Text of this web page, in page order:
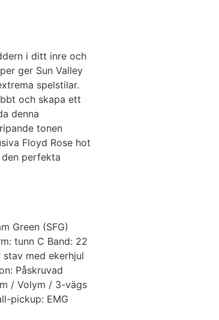
i ditt inre och
ger Sun Valley
spelstilar.
och skapa ett
denna
tonen
Floyd Rose hot
perfekta
Green (SFG)
tunn C Band: 22
stav med ekerhjul
Påskruvad
/ Volym / 3-vägs
pickup: EMG